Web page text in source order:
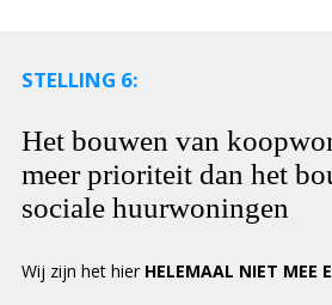
STELLING 6:
Het bouwen van
meer prioriteit dan het
sociale huurwoningen
Wij zijn het hier HELEMAAL NIET MEE